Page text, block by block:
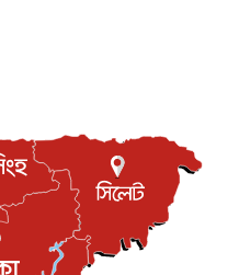
রানের মালিক এখন জস বাটলার
মুম্বাইয়ে দুই বাড়ির মালিক
৬ আগস্ট, ২০২৬
কুলাউড়াবাসীর মত বিনিময়
৫ আগস্ট, ২০২৬
সফরের আমন্ত্রণ